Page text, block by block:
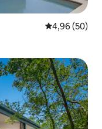
Note
4,96 (50)
aimés